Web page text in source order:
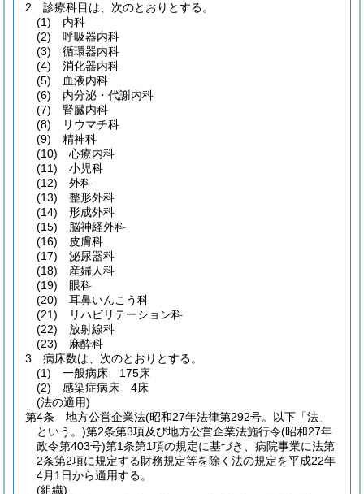
2
診療科目は、次のとおりとする。
(1)
内科
(2)
呼吸器内科
(3)
循環器内科
(4)
消化器内科
(5)
血液内科
(6)
内分泌・代謝内科
(7)
腎臓内科
(8)
リウマチ科
(9)
精神科
(10)
心療内科
(11)
小児科
(12)
外科
(13)
整形外科
(14)
形成外科
(15)
脳神経外科
(16)
皮膚科
(17)
泌尿器科
(18)
産婦人科
(19)
眼科
(20)
耳鼻いんこう科
(21)
リハビリテーション科
(22)
放射線科
(23)
麻酔科
3
病床数は、次のとおりとする。
(1)
一般病床 175床
(2)
感染症病床 4床
(法の適用)
第4条
地方公営企業法(昭和27年法律第292号。以下「法」
という。)第2条第3項及び地方公営企業法施行令(昭和27年
政令第403号)第1条第1項の規定に基づき、病院事業に法第
2条第2項に規定する財務規定等を除く法の規定を平成22年
4月1日から適用する。
(組織)